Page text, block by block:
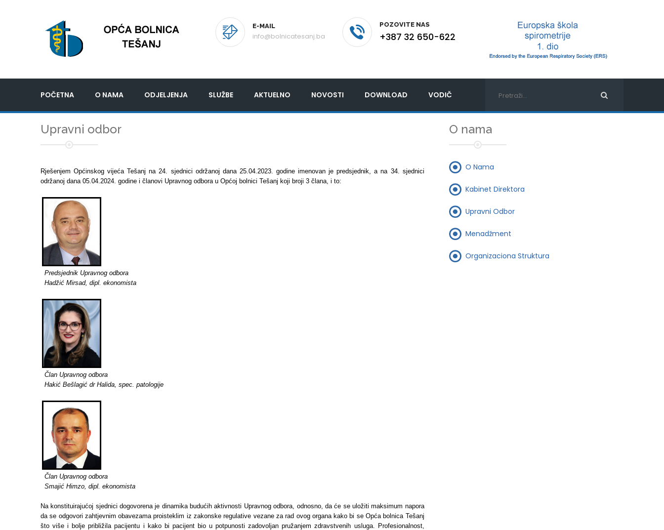
E-MAIL
info@bolnicatesanj.ba
POZOVITE NAS
+387 32 650-622
POČETNA O NAMA ODJELJENJA SLUŽBE AKTUELNO NOVOSTI DOWNLOAD VODIČ
Upravni odbor
Rješenjem Općinskog vijeća Tešanj na 24. sjednici održanoj dana 25.04.2023. godine imenovan je predsjednik, a na 34. sjednici
održanoj dana 05.04.2024. godine i članovi Upravnog odbora u Općoj bolnici Tešanj koji broji 3 člana, i to:
Predsjednik Upravnog odbora
Hadžić Mirsad, dipl. ekonomista
Član Upravnog odbora
Hakić Bešlagić dr Halida, spec. patologije
Član Upravnog odbora
Smajić Himzo, dipl. ekonomista
Na konstituirajućoj sjednici dogovorena je dinamika budućih aktivnosti Upravnog odbora, odnosno, da će se uložiti maksimum napora
da se odgovori zahtjevnim obavezama proisteklim iz zakonske regulative vezane za rad ovog organa kako bi se Opća bolnica Tešanj
što više i bolje približila pacijentu i kako bi pacijent bio u potpunosti zadovoljan pružanjem zdravstvenih usluga. Profesionalnost,
O nama
O Nama
Kabinet Direktora
Upravni Odbor
Menadžment
Organizaciona Struktura